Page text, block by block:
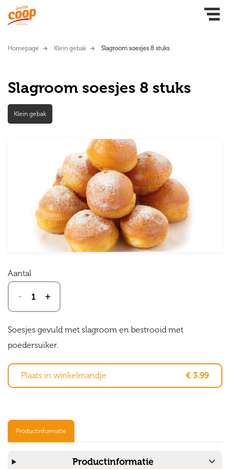
Homepage Klein gebak Slagroom soesjes 8 stuks
Slagroom soesjes 8 stuks
Klein gebak
Aantal
- +
Soesjes gevuld met slagroom en bestrooid met
poedersuiker.
Plaats in winkelmandje € 3.99
Productinformatie
Productinformatie expand_more